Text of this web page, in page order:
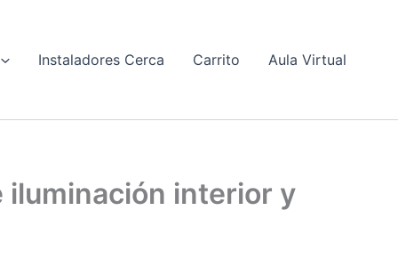
Instaladores Cerca Carrito Aula Virtual
iluminación interior y